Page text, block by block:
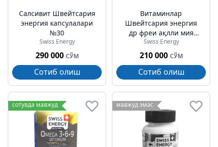
Cалcивит Швейтсария
энергия капсулалари
№30
Swiss Energy
290 000 СЎМ
Сотиб олиш
Витаминлар
Швейтсария энергия
др фреи ақлли мия
синк ва ёд
таблеткалари билан Но
Swiss Energy
210 000 СЎМ
Сотиб олиш
сотувда мавжуд мавжуд эмас